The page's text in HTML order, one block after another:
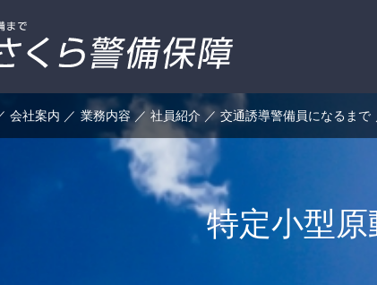
会社案内 業務内容 社員紹介 交通誘導警備員になるまで
特定小型